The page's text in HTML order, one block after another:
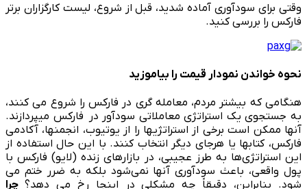
وقتی برای سودآوری آماده شدید، قبل از شروع، لیست کارگزاران برتر
فارکس را بررسی کنید.
نحوه خواندن نمودار قیمت را بیاموزید
هنگامی که بیشتر مردم، معامله گری در فارکس را شروع می کنند،
به جستجوی یک استراتژی معاملاتی سودآور در فارکس می­پردازند.
آنها ممکن است برخی از استراتژی­ها را از یوتیوب، انجمن­ها، آکادمی
فارکس، کتاب­ها یا هرجای دیگر انتخاب کنند. با این حال استفاده از
این استراتژی‌­ها به طرز عجیبی، در بازارهای زنده (لایو) فارکس با
پول واقعی، باعث سودآوری آنها نمی‌شود بلکه به ضرر ختم می
شود. بنابراین، دقیقاً چه مشکلی در اینجا رخ می دهد؟ چرا